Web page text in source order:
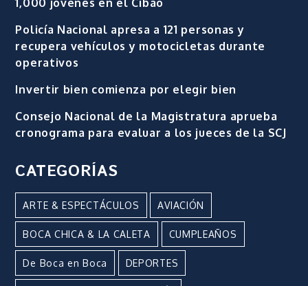
1,000 jóvenes en el Cibao
Policía Nacional apresa a 121 personas y
recupera vehículos y motocicletas durante
operativos
Invertir bien comienza por elegir bien
Consejo Nacional de la Magistratura aprueba
cronograma para evaluar a los jueces de la SCJ
CATEGORÍAS
ARTE & ESPECTÁCULOS AVIACIÓN
BOCA CHICA & LA CALETA CUMPLEAÑOS
De Boca en Boca DEPORTES